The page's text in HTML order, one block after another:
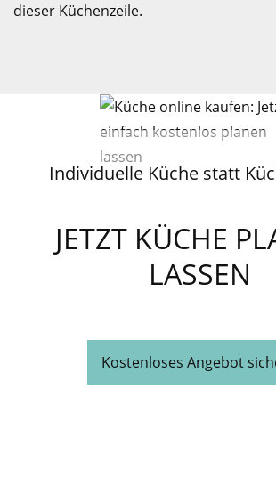
dieser Küchenzeile.
Individuelle Küche statt
JETZT KÜCHE
LASSEN
Kostenloses Angebot